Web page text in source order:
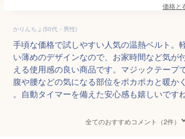
価格と
かりんちょ(50代・男性)
手頃な価格で試しやすい人気の温熱ベルト。
い薄めのデザインなので、お家時間など気が
える使用感の良い商品です。マジックテープ
腹や腰などの気になる部位をポカポカと暖か
。自動タイマーを備えた安心感も嬉しいですね
全てのおすすめコメント（2件）